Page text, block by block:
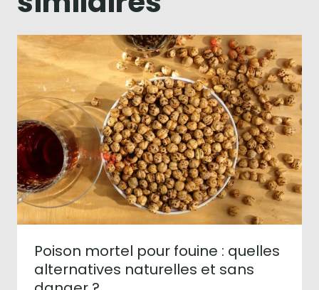
Poison mortel pour fouine : quelles
alternatives naturelles et sans